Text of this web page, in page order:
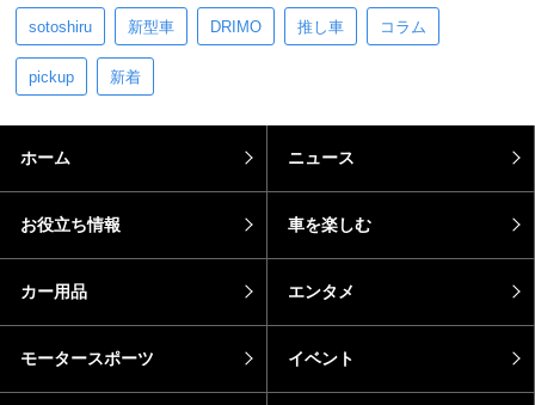
sotoshiru 新型車 DRIMO 推し車 コラム
pickup 新着
ホーム ニュース
お役立ち情報 車を楽しむ
カー用品 エンタメ
モータースポーツ イベント